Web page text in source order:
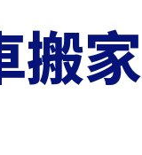
搬家